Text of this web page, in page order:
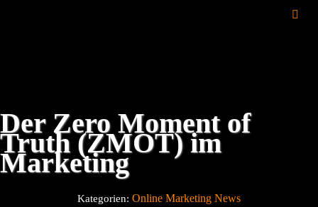
WordPress Agentur
Über uns
Der Zero Moment of
Truth (ZMOT) im
Marketing
Kategorien: Online Marketing News